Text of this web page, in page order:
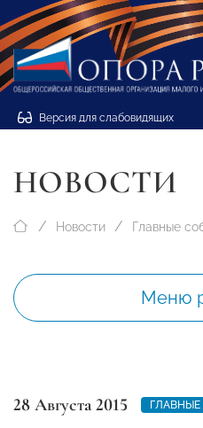
Версия для слабовидящих
НОВОСТИ
Новости Главные
Меню
28 Августа 2015